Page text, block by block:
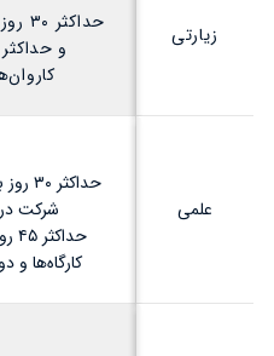
زیارتی
علمی
شرکت
کارگاه‌ها و